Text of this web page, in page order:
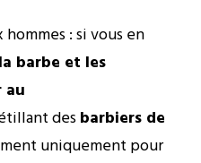
: si vous en
barbe et les
au
desbarbiers de
uniquement pour